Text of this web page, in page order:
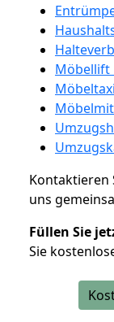
Möbellift
Möbeltaxi
Kontaktieren
uns
Füllen Sie
Sie